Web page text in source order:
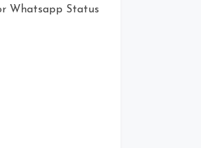
Whatsapp Status